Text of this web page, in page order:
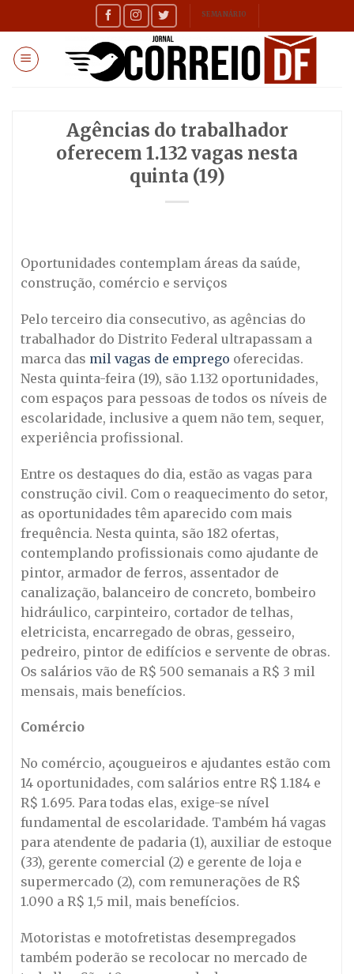
to
content
SEMANÁRIO
Agências do trabalhador
oferecem 1.132 vagas nesta
quinta (19)
Oportunidades contemplam áreas da saúde,
construção, comércio e serviços
Pelo terceiro dia consecutivo, as agências do
trabalhador do Distrito Federal ultrapassam a
marca das mil vagas de emprego oferecidas.
Nesta quinta-feira (19), são 1.132 oportunidades,
com espaços para pessoas de todos os níveis de
escolaridade, inclusive a quem não tem, sequer,
experiência profissional.
Entre os destaques do dia, estão as vagas para
construção civil. Com o reaquecimento do setor,
as oportunidades têm aparecido com mais
frequência. Nesta quinta, são 182 ofertas,
contemplando profissionais como ajudante de
pintor, armador de ferros, assentador de
canalização, balanceiro de concreto, bombeiro
hidráulico, carpinteiro, cortador de telhas,
eletricista, encarregado de obras, gesseiro,
pedreiro, pintor de edifícios e servente de obras.
Os salários vão de R$ 500 semanais a R$ 3 mil
mensais, mais benefícios.
Comércio
No comércio, açougueiros e ajudantes estão com
14 oportunidades, com salários entre R$ 1.184 e
R$ 1.695. Para todas elas, exige-se nível
fundamental de escolaridade. Também há vagas
para atendente de padaria (1), auxiliar de estoque
(33), gerente comercial (2) e gerente de loja e
supermercado (2), com remunerações de R$
1.090 a R$ 1,5 mil, mais benefícios.
Motoristas e motofretistas desempregados
também poderão se recolocar no mercado de